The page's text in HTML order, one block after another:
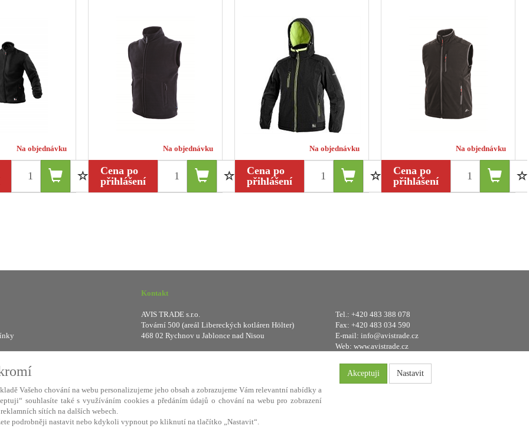
Na objednávku Na objednávku
Cena po
přihlášení
Na objednávku
Cena po
přihlášení
Na objednávku
Cena po
přihlášení
Kontakt
AVIS TRADE s.r.o.
Tovární 500 (areál Libereckých kotláren Hölter)
468 02 Rychnov u Jablonce nad Nisou
Tel.: +420 483 388 078
Fax: +420 483 034 590
E-mail: info@avistrade.cz
Web: www.avistrade.cz
ABRA eShop- nejlepší řešení e-commerce pro náš procesní informační systém
Vašeho chování na webu personalizujeme jeho obsah a zobrazujeme Vám relevantní nabídky a
souhlasíte také s využíváním cookies a předáním údajů o chování na webu pro zobrazení
sítích na dalších webech.
podrobněji nastavit nebo kdykoli vypnout po kliknutí na tlačítko „Nastavit“.
Akceptuji Nastavit